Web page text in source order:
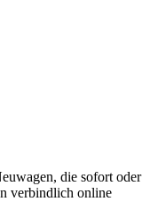
die sofort oder
verbindlich online